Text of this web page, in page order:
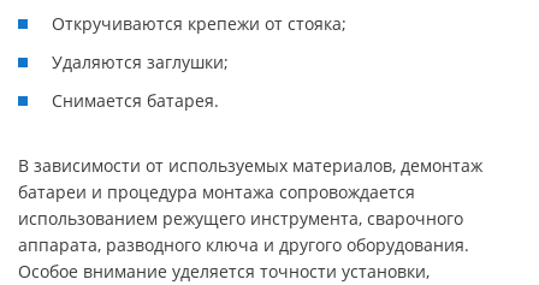
Откручиваются крепежи от стояка;
Удаляются заглушки;
Снимается батарея.
В зависимости от используемых материалов, демонтаж
батареи и процедура монтажа сопровождается
использованием режущего инструмента, сварочного
аппарата, разводного ключа и другого оборудования.
Особое внимание уделяется точности установки,